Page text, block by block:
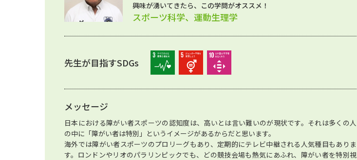
興味が湧いてきたら、この学問がオススメ！
スポーツ科学、運動生理学
先生が目指すSDGs
メッセージ
日本における障がい者スポーツの認知度は、高いとは言い難いのが現状です。それは多くの人
の中に「障がい者は特別」というイメージがあるからだと思います。
海外では障がい者スポーツのプロリーグもあり、定期的にテレビ中継される人気種目もありま
す。ロンドンやリオのパラリンピックでも、どの競技会場も熱気にあふれ、障がい者を特別視